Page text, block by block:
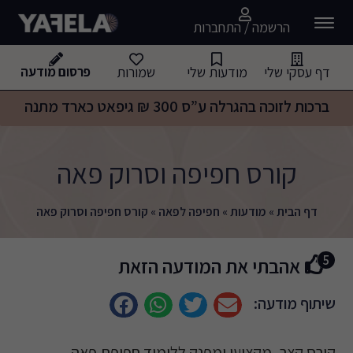
הרשמה / התחברות
דף עסקי שלי מודעות שלי שמורות פרסום מודעה
ברכות לזוכה בהגרלה ע”ס 300 ₪ גיפאט כארד מתנה
קורס חפיפה וסרוק פאה
דף הבית» מודעות» חפיפה לפאה » קורס חפיפה וסרוק פאה
אהבתי את המודעה הזאת 5
שיתוף מודעה: